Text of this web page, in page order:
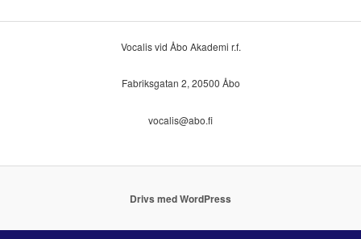
Vocalis vid Åbo Akademi r.f.
Fabriksgatan 2, 20500 Åbo
vocalis@abo.fi
Drivs med WordPress